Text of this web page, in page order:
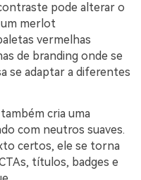
pode alterar o
um merlot
vermelhas
de branding onde se
se adaptar a diferentes
cria uma
com neutros suaves.
certos, ele se torna
títulos, badges e